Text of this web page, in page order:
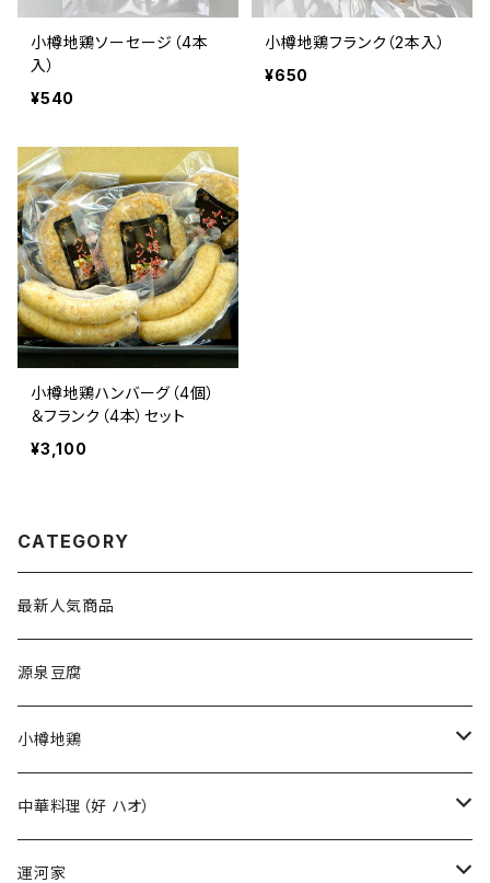
小樽地鶏ソーセージ（4本
入）
¥540
小樽地鶏フランク（2本入）
¥650
小樽地鶏ハンバーグ（4個）
＆フランク（4本）セット
¥3,100
CATEGORY
最新人気商品
源泉豆腐
小樽地鶏
小樽地鶏の卵
小樽地鶏の燻製
中華料理（好 ハオ）
ギフトセット
運河家